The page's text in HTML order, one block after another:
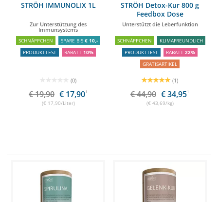
STRÖH IMMUNOLIX 1L
Zur Unterstützung des
Immunsystems
SCHNÄPPCHEN SPARE BIS € 10,-
PRODUKTTEST
RABATT 10%
(0)
€ 19,90 € 17,901
(€ 17,90/Liter)
STRÖH Detox-Kur 800 g
Feedbox Dose
Unterstützt die Leberfunktion
SCHNÄPPCHEN
KLIMAFREUNDLICH
PRODUKTTEST
RABATT 22%
GRATISARTIKEL
(1)
€ 44,90 € 34,951
(€ 43,69/kg)